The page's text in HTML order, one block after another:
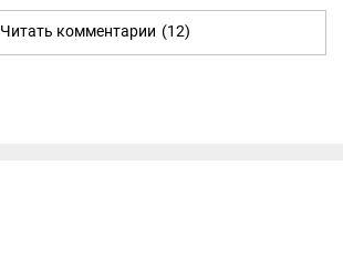
Читать комментарии (12)